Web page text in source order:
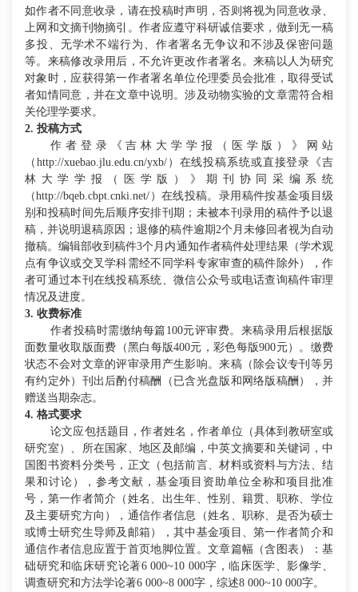
如作者不同意收录，请在投稿时声明，否则将视为同意收录、
上网和文摘刊物摘引。作者应遵守科研诚信要求，做到无一稿
多投、无学术不端行为、作者署名无争议和不涉及保密问题
等。来稿修改录用后，不允许更改作者署名。来稿以人为研究
对象时，应获得第一作者署名单位伦理委员会批准，取得受试
者知情同意，并在文章中说明。涉及动物实验的文章需符合相
关伦理学要求。
2. 投稿方式
作者登录《吉林大学学报（医学版）》网站
（ http://xuebao.jlu.edu.cn/yxb/）在线投稿系统或直接登录《吉
林大学学报（医学版）》期刊协同采编系统
（http://bqeb.cbpt.cnki.net/）在线投稿。录用稿件按基金项目级
别和投稿时间先后顺序安排刊期；未被本刊录用的稿件予以退
稿，并说明退稿原因；退修的稿件逾期2个月未修回者视为自动
撤稿。编辑部收到稿件3个月内通知作者稿件处理结果（学术观
点有争议或交叉学科需经不同学科专家审查的稿件除外），作
者可通过本刊在线投稿系统、微信公众号或电话查询稿件审理
情况及进度。
3. 收费标准
作者投稿时需缴纳每篇100元评审费。来稿录用后根据版
面数量收取版面费（黑白每版400元，彩色每版900元）。缴费
状态不会对文章的评审录用产生影响。来稿（除会议专刊等另
有约定外）刊出后酌付稿酬（已含光盘版和网络版稿酬），并
赠送当期杂志。
4. 格式要求
论文应包括题目，作者姓名，作者单位（具体到教研室或
研究室）、所在国家、地区及邮编，中英文摘要和关键词，中
国图书资料分类号，正文（包括前言、材料或资料与方法、结
果和讨论），参考文献，基金项目资助单位全称和项目批准
号，第一作者简介（姓名、出生年、性别、籍贯、职称、学位
及主要研究方向），通信作者信息（姓名、职称、是否为硕士
或博士研究生导师及邮箱），其中基金项目、第一作者简介和
通信作者信息应置于首页地脚位置。文章篇幅（含图表）：基
础研究和临床研究论著6 000~10 000字，临床医学、影像学、
调查研究和方法学论著6 000~8 000字，综述8 000~10 000字。